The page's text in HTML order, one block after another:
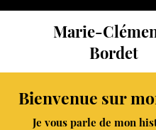
Marie-
Bordet
Bienvenue sur
Je vous parle de mon